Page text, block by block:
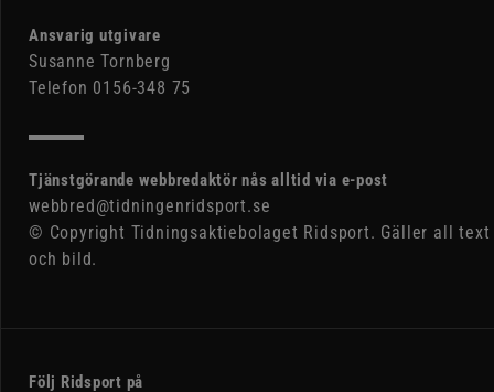
Ansvarig utgivare
Susanne Tornberg
Telefon 0156-348 75
Tjänstgörande webbredaktör nås alltid via e-post
webbred@tidningenridsport.se
© Copyright Tidningsaktiebolaget Ridsport. Gäller all text
och bild.
Följ Ridsport på